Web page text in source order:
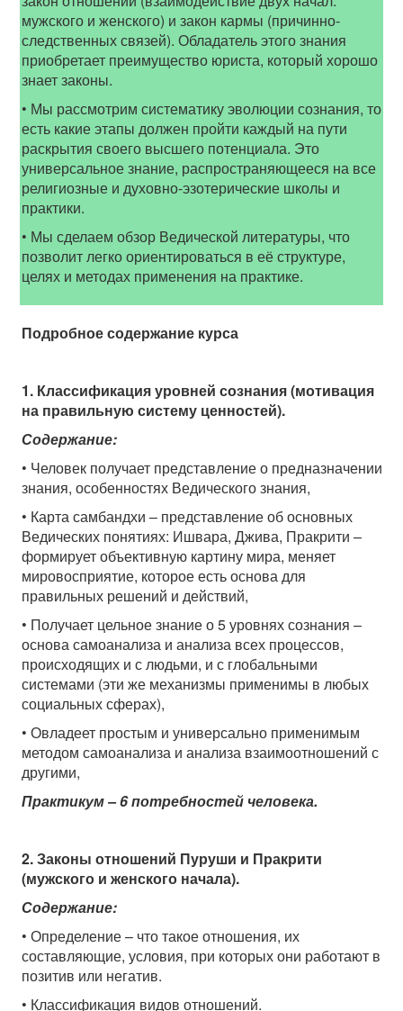
мужского и женского) и закон кармы (причинно-
следственных связей). Обладатель этого знания
приобретает преимущество юриста, который хорошо
знает законы.
• Мы рассмотрим систематику эволюции сознания, то
есть какие этапы должен пройти каждый на пути
раскрытия своего высшего потенциала. Это
универсальное знание, распространяющееся на все
религиозные и духовно-эзотерические школы и
практики.
• Мы сделаем обзор Ведической литературы, что
позволит легко ориентироваться в её структуре,
целях и методах применения на практике.
Подробное содержание курса
1. Классификация уровней сознания (мотивация
на правильную систему ценностей).
Содержание:
• Человек получает представление о предназначении
знания, особенностях Ведического знания,
• Карта самбандхи – представление об основных
Ведических понятиях: Ишвара, Джива, Пракрити –
формирует объективную картину мира, меняет
мировосприятие, которое есть основа для
правильных решений и действий,
• Получает цельное знание о 5 уровнях сознания –
основа самоанализа и анализа всех процессов,
происходящих и с людьми, и с глобальными
системами (эти же механизмы применимы в любых
социальных сферах),
• Овладеет простым и универсально применимым
методом самоанализа и анализа взаимоотношений с
другими,
Практикум – 6 потребностей человека.
2. Законы отношений Пуруши и Пракрити
(мужского и женского начала).
Содержание:
• Определение – что такое отношения, их
составляющие, условия, при которых они работают в
позитив или негатив.
• Классификация видов отношений.